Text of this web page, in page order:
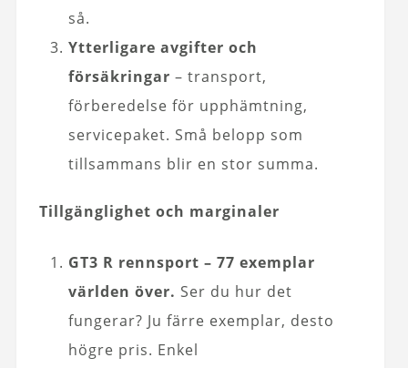
så.
Ytterligare avgifter och
försäkringar – transport,
förberedelse för upphämtning,
servicepaket. Små belopp som
tillsammans blir en stor summa.
Tillgänglighet och marginaler
GT3 R rennsport – 77 exemplar
världen över. Ser du hur det
fungerar? Ju färre exemplar, desto
högre pris. Enkel